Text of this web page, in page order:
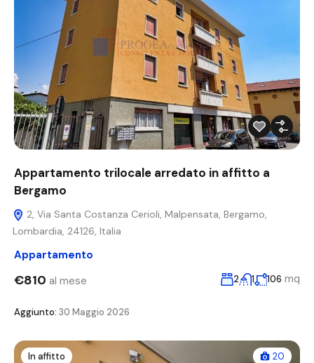
Appartamento trilocale arredato in affitto a
Bergamo
2, Via Santa Costanza Cerioli, Malpensata, Bergamo,
Lombardia, 24126, Italia
Appartamento
€810 al mese 2 1 106 mq
Aggiunto: 30 Maggio 2026
In affitto 20